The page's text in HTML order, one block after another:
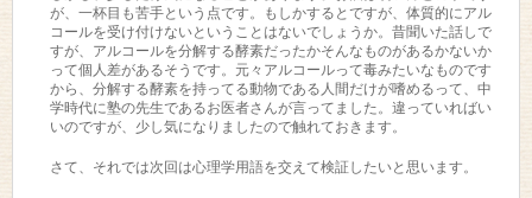
が、一杯目も苦手という点です。もしかするとですが、体質的にアル
コールを受け付けないということはないでしょうか。昔聞いた話しで
すが、アルコールを分解する酵素だったかそんなものがあるかないか
って個人差があるそうです。元々アルコールって毒みたいなものです
から、分解する酵素を持ってる動物である人間だけが嗜めるって、中
学時代に塾の先生であるお医者さんが言ってました。違っていればい
いのですが、少し気になりましたので触れておきます。
さて、それでは次回は心理学用語を交えて検証したいと思います。